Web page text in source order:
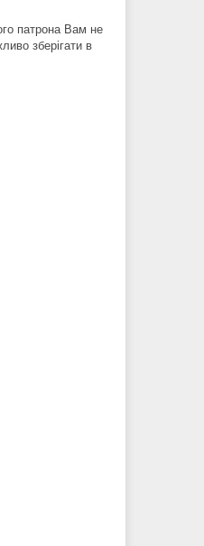
патрона Вам не
зберігати в